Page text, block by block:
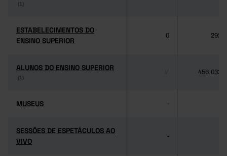
(1)
(1)
ESTABELECIMENTOS DO
ENSINO SUPERIOR
ESTABELECIMENTOS DO
ENSINO SUPERIOR
0 292
ALUNOS DO ENSINO SUPERIOR
(1)
ALUNOS DO ENSINO SUPERIOR
(1)
456.032
MUSEUS
MUSEUS -
SESSÕES DE ESPETÁCULOS AO
VIVO
SESSÕES DE ESPETÁCULOS AO
VIVO
-